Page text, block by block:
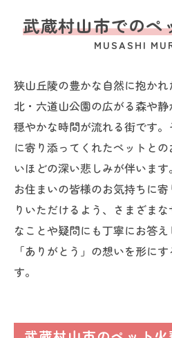
武蔵村山市でのペ
MUSASHI
狭山丘陵の豊かな自然に抱か
北・六道山公園の広がる森や静
穏やかな時間が流れる街です
に寄り添ってくれたペットと
いほどの深い悲しみが伴いま
お住まいの皆様のお気持ちに
りいただけるよう、さまざま
なことや疑問にも丁寧にお答
「ありがとう」の想いを形に
す。